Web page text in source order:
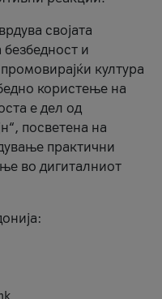
својата
безбедност и
култура
користење на
е дел од
посветена на
практични
во дигиталниот